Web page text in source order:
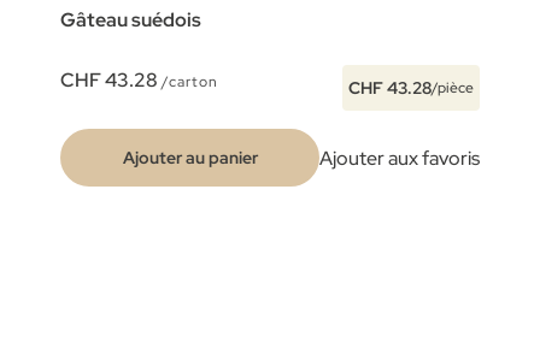
Gâteau suédois
CHF 43.28 /carton CHF 43.28/pièce
Ajouter au panier Ajouter aux favoris